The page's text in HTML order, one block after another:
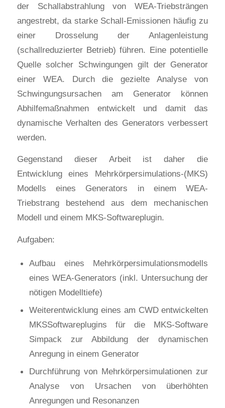
der Schallabstrahlung von WEA-Triebsträngen
angestrebt, da starke Schall-Emissionen häufig zu
einer Drosselung der Anlagenleistung
(schallreduzierter Betrieb) führen. Eine potentielle
Quelle solcher Schwingungen gilt der Generator
einer WEA. Durch die gezielte Analyse von
Schwingungsursachen am Generator können
Abhilfemaßnahmen entwickelt und damit das
dynamische Verhalten des Generators verbessert
werden.
Gegenstand dieser Arbeit ist daher die
Entwicklung eines Mehrkörpersimulations-(MKS)
Modells eines Generators in einem WEA-
Triebstrang bestehend aus dem mechanischen
Modell und einem MKS-Softwareplugin.
Aufgaben:
Aufbau eines Mehrkörpersimulationsmodells
eines WEA-Generators (inkl. Untersuchung der
nötigen Modelltiefe)
Weiterentwicklung eines am CWD entwickelten
MKSSoftwareplugins für die MKS-Software
Simpack zur Abbildung der dynamischen
Anregung in einem Generator
Durchführung von Mehrkörpersimulationen zur
Analyse von Ursachen von überhöhten
Anregungen und Resonanzen